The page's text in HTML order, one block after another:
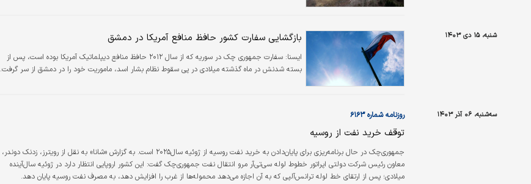
شنبه، ۱۵ دی ۱۴۰۳ بازگشایی سفارت کشور حافظ منافع آمریکا در دمشق
ايسنا:
سفارت جمهوری چک در سوریه که از سال ۲۰۱۲ حافظ منافع دیپلماتیک آمریکا بوده است، پس از
بسته شدنش در ماه گذشته میلادی در پی سقوط نظام بشار اسد، ماموریت خود را در دمشق از سر گرفت.
سه‌شنبه، ۰۶ آذر ۱۴۰۳ روزنامه شماره ۶۱۶۳
توقف خرید نفت از روسیه
جمهوری‌چک در حال برنامه‌‌‌‌‌‌ریزی برای پایان‌دادن به خرید نفت روسیه از ژوئیه سال‌۲۰۲۵ است. به گزارش «شانا» به نقل از رویترز، زدنک دوندر،
معاون رئیس شرکت دولتی اپراتور خطوط لوله سی‌‌‌‌‌‌تی‌‌‌‌‌‌آر مرو انتقال نفت جمهوری‌چک گفت: این کشور اروپایی انتظار دارد در ژوئیه سال‌آینده
میلادی؛ پس از ارتقای خط لوله ترانس‌آلپی که به آن اجازه می‌دهد محموله‌‌‌‌‌‌ها از غرب را افزایش دهد، به مصرف نفت روسیه پایان دهد.